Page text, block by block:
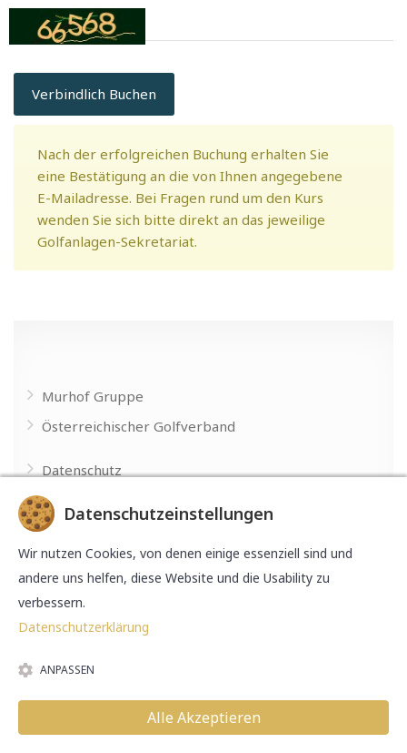
Verbindlich Buchen
Nach der erfolgreichen Buchung erhalten Sie
eine Bestätigung an die von Ihnen angegebene
E-Mailadresse. Bei Fragen rund um den Kurs
wenden Sie sich bitte direkt an das jeweilige
Golfanlagen-Sekretariat.
Murhof Gruppe
Österreichischer Golfverband
Datenschutz
Impressum
Made with by
© 2026 Murhof Gruppe. Alle Rechte vorbehalten.
Datenschutzeinstellungen
Wir nutzen Cookies, von denen einige essenziell sind und
andere uns helfen, diese Website und die Usability zu
verbessern.
Datenschutzerklärung
ANPASSEN
Alle Akzeptieren